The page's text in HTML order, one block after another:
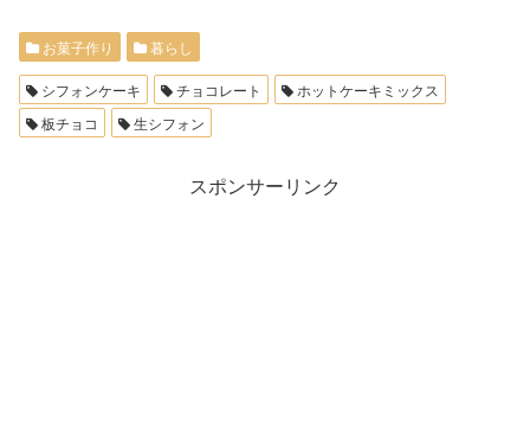
お菓子作り 暮らし
シフォンケーキ チョコレート
ホットケーキミックス
板チョコ
生シフォン
スポンサーリンク